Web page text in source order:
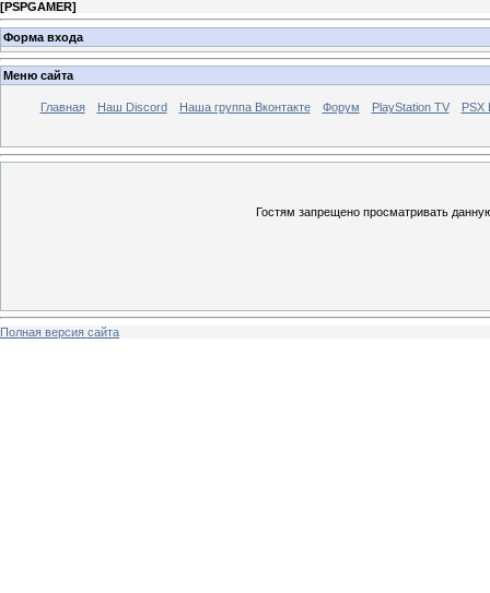
[PSPGAMER]
Форма входа
Меню сайта
Главная Наш Discord Наша группа Вконтакте Форум PlayStation TV PSX
Гостям запрещено просматривать
Полная версия сайта